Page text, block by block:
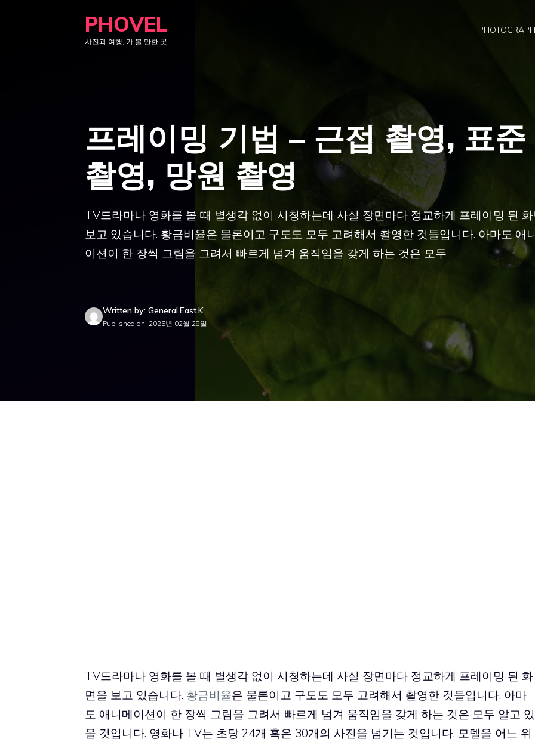
PHOVEL
사진과 여행, 가 볼 만한 곳
프레이밍 기법 – 근접 촬영, 표준
촬영, 망원 촬영
TV드라마나 영화를 볼 때 별생각 없이 시청하는데 사실 장면마다 정교하게 프레이밍 된
보고 있습니다. 황금비율은 물론이고 구도도 모두 고려해서 촬영한 것들입니다. 아마도 애
이션이 한 장씩 그림을 그려서 빠르게 넘겨 움직임을 갖게 하는 것은 모두
Written by: General.East.K
Published on: 2025년 02월 28일
TV드라마나 영화를 볼 때 별생각 없이 시청하는데 사실 장면마다 정교하게 프레이밍 된 화
면을 보고 있습니다. 황금비율은 물론이고 구도도 모두 고려해서 촬영한 것들입니다. 아마
도 애니메이션이 한 장씩 그림을 그려서 빠르게 넘겨 움직임을 갖게 하는 것은 모두 알고 있
을 것입니다. 영화나 TV는 초당 24개 혹은 30개의 사진을 넘기는 것입니다. 모델을 어느 위